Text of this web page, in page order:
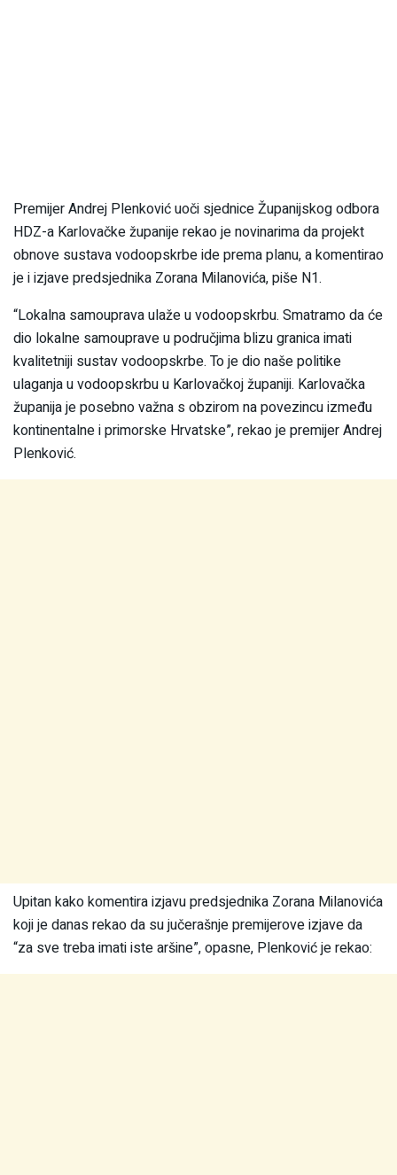
Premijer Andrej Plenković uoči sjednice Županijskog odbora
HDZ-a Karlovačke županije rekao je novinarima da projekt
obnove sustava vodoopskrbe ide prema planu, a komentirao
je i izjave predsjednika Zorana Milanovića, piše N1.
“Lokalna samouprava ulaže u vodoopskrbu. Smatramo da će
dio lokalne samouprave u područjima blizu granica imati
kvalitetniji sustav vodoopskrbe. To je dio naše politike
ulaganja u vodoopskrbu u Karlovačkoj županiji. Karlovačka
županija je posebno važna s obzirom na povezincu između
kontinentalne i primorske Hrvatske”, rekao je premijer Andrej
Plenković.
Upitan kako komentira izjavu predsjednika Zorana Milanovića
koji je danas rekao da su jučerašnje premijerove izjave da
“za sve treba imati iste aršine”, opasne, Plenković je rekao: